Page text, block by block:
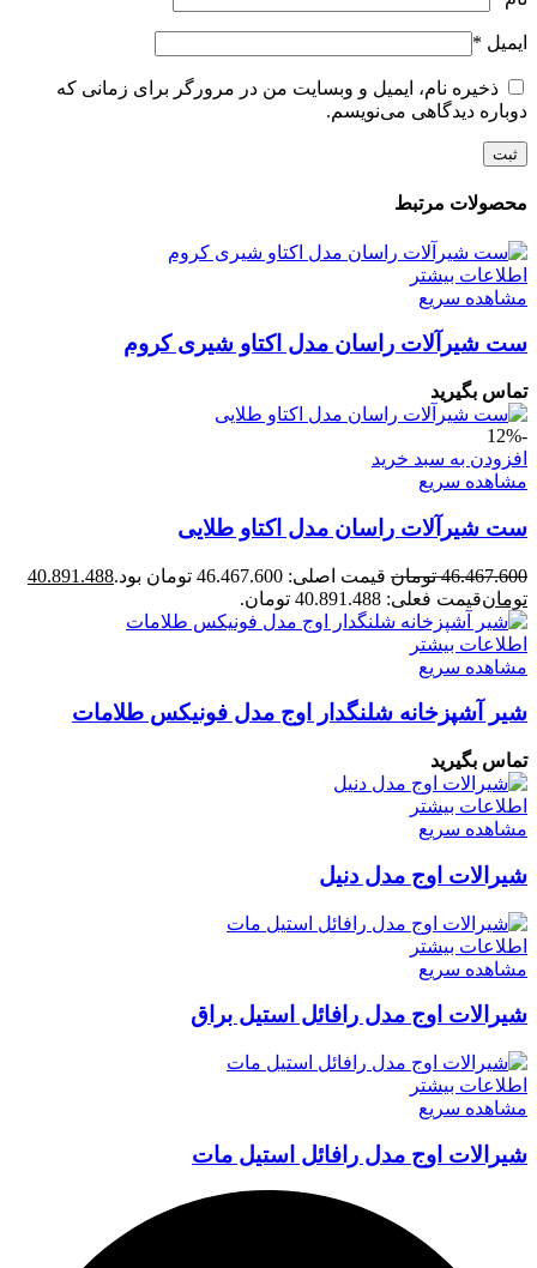
ایمیل *
ذخیره نام، ایمیل و وبسایت من در مرورگر برای زمانی که
دوباره دیدگاهی می‌نویسم.
محصولات مرتبط
اطلاعات بیشتر
مشاهده سریع
ست شیرآلات راسان مدل اکتاو شیری کروم
تماس بگیرید
-12%
افزودن به سبد خرید
مشاهده سریع
ست شیرآلات راسان مدل اکتاو طلایی
46.467.600 تومان قیمت اصلی: 46.467.600 تومان بود.
40.891.488
تومانقیمت فعلی: 40.891.488 تومان.
اطلاعات بیشتر
مشاهده سریع
شیر آشپزخانه شلنگدار اوج مدل فونیکس طلامات
تماس بگیرید
اطلاعات بیشتر
مشاهده سریع
شیرالات اوج مدل دنیل
اطلاعات بیشتر
مشاهده سریع
شیرالات اوج مدل رافائل استیل براق
اطلاعات بیشتر
مشاهده سریع
شیرالات اوج مدل رافائل استیل مات